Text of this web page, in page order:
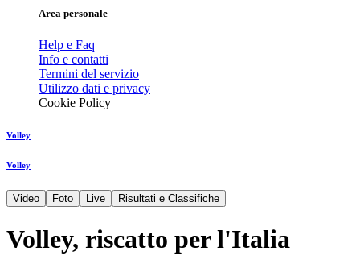
Area personale
Help e Faq
Info e contatti
Termini del servizio
Utilizzo dati e privacy
Cookie Policy
Volley
Volley
Video Foto Live Risultati e Classifiche
Volley, riscatto per l'Italia